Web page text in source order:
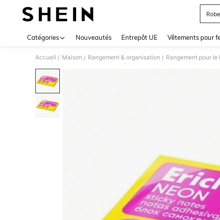
Catégories Nouveautés Entrepôt UE Vêtements pour
Accueil / Maison / Rangement & organisation / Rangement pour